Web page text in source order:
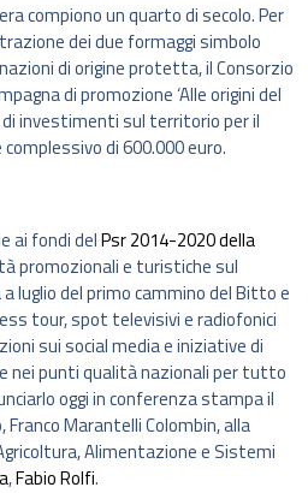
compiono un quarto di secolo. Per
dei due formaggi simbolo
di origine protetta, il Consorzio
di promozione ‘Alle origini del
investimenti sul territorio per il
di 600.000 euro.
ai fondi delPsr 2014-2020 della
promozionali e turistiche sul
luglio del primo cammino del Bitto e
tour, spot televisivi e radiofonici
sui social media e iniziative di
nei punti qualità nazionali per tutto
oggi in conferenza stampa il
Marantelli Colombin, alla
Alimentazione e Sistemi
,Fabio Rolfi.